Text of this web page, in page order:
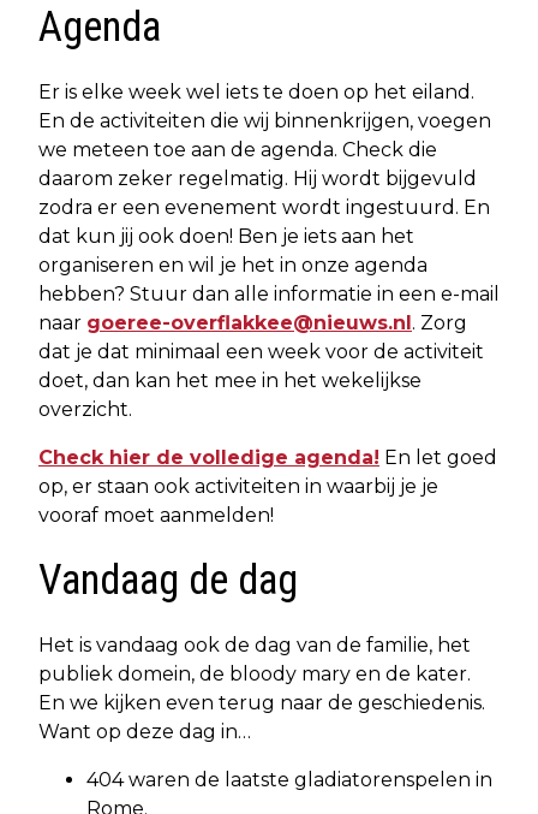
Agenda
Er is elke week wel iets te doen op het eiland.
En de activiteiten die wij binnenkrijgen, voegen
we meteen toe aan de agenda. Check die
daarom zeker regelmatig. Hij wordt bijgevuld
zodra er een evenement wordt ingestuurd. En
dat kun jij ook doen! Ben je iets aan het
organiseren en wil je het in onze agenda
hebben? Stuur dan alle informatie in een e-mail
naar goeree-overflakkee@nieuws.nl. Zorg
dat je dat minimaal een week voor de activiteit
doet, dan kan het mee in het wekelijkse
overzicht.
Check hier de volledige agenda! En let goed
op, er staan ook activiteiten in waarbij je je
vooraf moet aanmelden!
Vandaag de dag
Het is vandaag ook de dag van de familie, het
publiek domein, de bloody mary en de kater.
En we kijken even terug naar de geschiedenis.
Want op deze dag in…
404 waren de laatste gladiatorenspelen in
Rome.